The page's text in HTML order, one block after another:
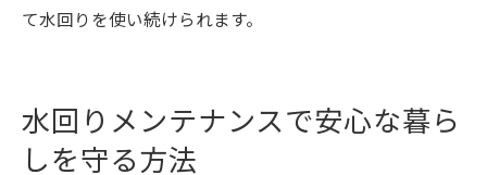
て水回りを使い続けられます。
水回りメンテナンスで安心な暮ら
しを守る方法